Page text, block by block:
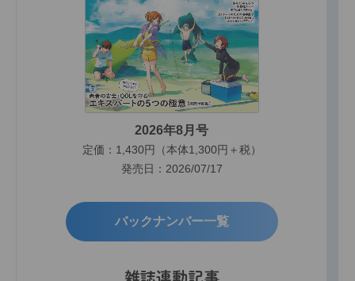
2026年8月号
定価：1,430円（本体1,300円＋税）
発売日：2026/07/17
バックナンバー一覧